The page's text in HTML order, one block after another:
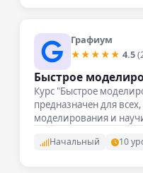
Графиум
★★★★★ 4.5
Быстрое
Курс "Быстрое
предназначен для
моделирования и
Начальный 10